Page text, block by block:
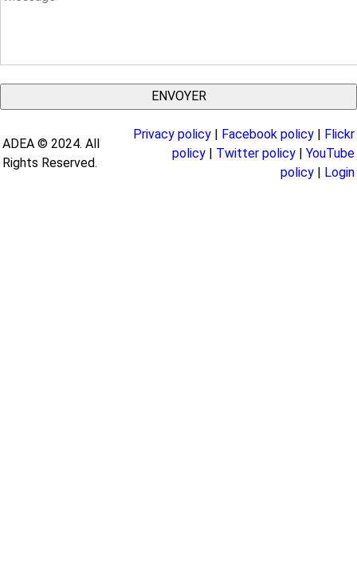
ADEA © 2024. All
Rights Reserved.
Privacy policy Facebook policy
Flickr
policy
Twitter policy
YouTube
policy
Login